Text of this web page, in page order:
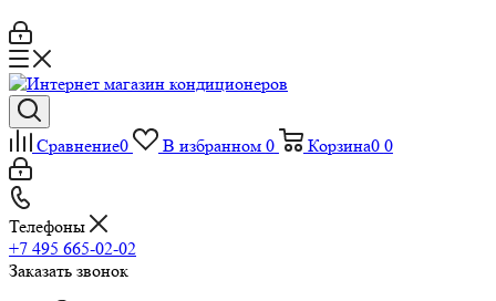
Сравнение0 В избранном 0 Корзина0 0
Телефоны
+7 495 665-02-02
Заказать звонок